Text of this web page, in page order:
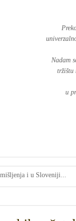
Nadam
tržištu
u
i u Sloveniji...